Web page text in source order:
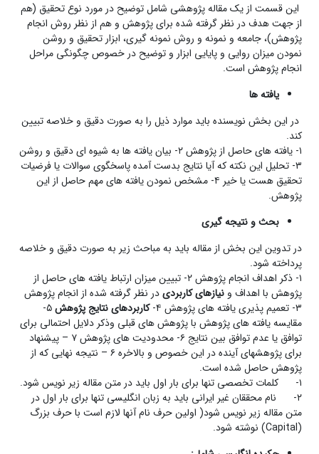
این قسمت از یک مقاله پژوهشی شامل توضیح در مورد نوع تحقیق (هم
از جهت هدف در نظر گرفته شده برای پژوهش و هم از نظر روش انجام
پژوهش)، جامعه و نمونه و روش نمونه گیری، ابزار تحقیق و روشن
نمودن میزان روایی و پایایی ابزار و توضیح در خصوص چگونگی مراحل
انجام پژوهش است.
یافته ها
در این بخش نویسنده باید موارد ذیل را به صورت دقیق و خلاصه تبیین
کند.
۱- یافته های حاصل از پژوهش ۲- بیان یافته ها به شیوه ای دقیق و روشن
۳- تحلیل این نکته که آیا نتایج بدست آمده پاسخگوی سوالات یا فرضیات
تحقیق هست یا خیر ۴- مشخص نمودن یافته های مهم حاصل از این
پژوهش.
بحث و نتیجه گیری
در تدوین این بخش از مقاله باید به مباحث زیر به صورت دقیق و خلاصه
پرداخته شود.
۱- ذکر اهداف انجام پژوهش ۲- تبیین میزان ارتباط یافته های حاصل از
پژوهش با اهداف و نیازهای کاربردیدر نظر گرفته شده از انجام پژوهش
۳- تعمیم پذیری یافته های پژوهش ۴-
کاربردهای نتایج پژوهش ۵-
مقایسه یافته های پژوهش با پژوهش های قبلی وذکر دلایل احتمالی برای
توافق یا عدم توافق بین نتایج ۶- محدودیت های پژوهش ۷ – پیشنهاد
برای پژوهشهای آینده در این خصوص و بالاخره ۶ – نتیجه نهایی که از
پژوهش حاصل شده است.
۱- کلمات تخصصی تنها برای بار اول باید در متن مقاله زیر نویس شود.
۲- نام محققان غیر ایرانی باید به زبان انگلیسی تنها برای بار اول در
متن مقاله زیر نویس شود( اولین حرف نام آنها لازم است با حرف بزرگ
(Capital) نوشته شود.